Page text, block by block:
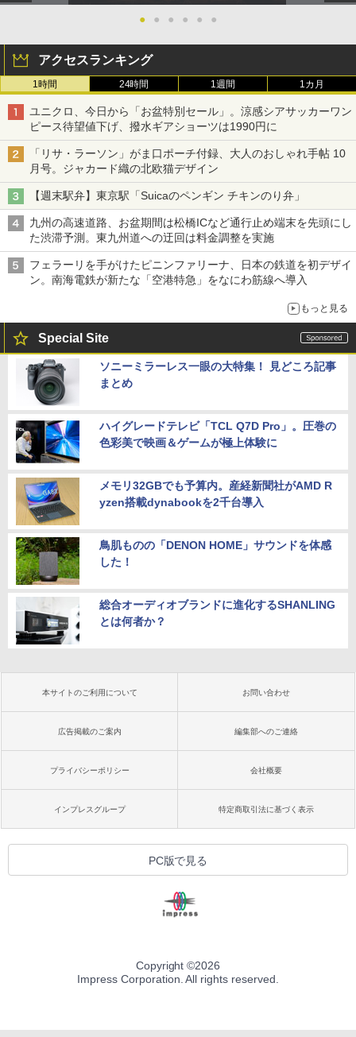
● ● ● ● ● ●
アクセスランキング
1時間 24時間 1週間 1カ月
ユニクロ、今日から「お盆特別セール」。涼感シアサッカーワン
ピース待望値下げ、撥水ギアショーツは1990円に
「リサ・ラーソン」がま口ポーチ付録、大人のおしゃれ手帖 10
月号。ジャカード織の北欧猫デザイン
【週末駅弁】東京駅「Suicaのペンギン チキンのり弁」
九州の高速道路、お盆期間は松橋ICなど通行止め端末を先頭にし
た渋滞予測。東九州道への迂回は料金調整を実施
フェラーリを手がけたピニンファリーナ、日本の鉄道を初デザイ
ン。南海電鉄が新たな「空港特急」をなにわ筋線へ導入
もっと見る
Special Site
ソニーミラーレス一眼の大特集！ 見どころ記事
まとめ
ハイグレードテレビ「TCL Q7D Pro」。圧巻の
色彩美で映画＆ゲームが極上体験に
メモリ32GBでも予算内。産経新聞社がAMD R
yzen搭載dynabookを2千台導入
鳥肌ものの「DENON HOME」サウンドを体感
した！
総合オーディオブランドに進化するSHANLING
とは何者か？
本サイトのご利用について お問い合わせ
広告掲載のご案内 編集部へのご連絡
プライバシーポリシー 会社概要
インプレスグループ 特定商取引法に基づく表示
PC版で見る
Copyright ©2026
Impress Corporation. All rights reserved.